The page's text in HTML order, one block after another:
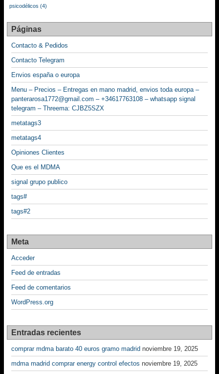
psicodélicos (4)
Páginas
Contacto & Pedidos
Contacto Telegram
Envios españa o europa
Menu – Precios – Entregas en mano madrid, envios toda europa –
panterarosa1772@gmail.com – +34617763108 – whatsapp signal
telegram – Threema: CJBZ5SZX
metatags3
metatags4
Opiniones Clientes
Que es el MDMA
signal grupo publico
tags#
tags#2
Meta
Acceder
Feed de entradas
Feed de comentarios
WordPress.org
Entradas recientes
comprar mdma barato 40 euros gramo madrid noviembre 19, 2025
mdma madrid comprar energy control efectos noviembre 19, 2025